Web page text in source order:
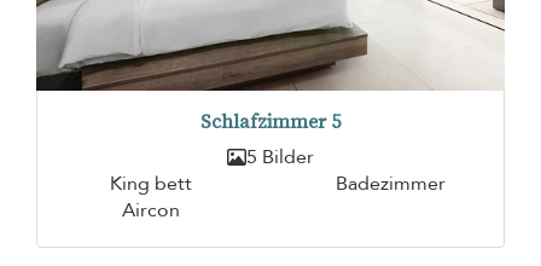
Schlafzimmer 5
5 Bilder
King bett
Badezimmer
Aircon